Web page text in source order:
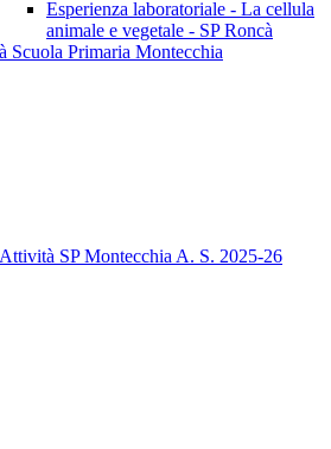
Esperienza laboratoriale - La cellula
animale e vegetale - SP Roncà
Scuola Primaria Montecchia
Attività SP Montecchia A. S. 2025-26